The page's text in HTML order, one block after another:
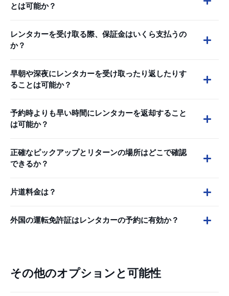
とは可能か？
レンタカーを受け取る際、保証金はいくら支払うの
か？
早朝や深夜にレンタカーを受け取ったり返したりす
ることは可能か？
予約時よりも早い時間にレンタカーを返却すること
は可能か？
正確なピックアップとリターンの場所はどこで確認
できるか？
片道料金は？
外国の運転免許証はレンタカーの予約に有効か？
その他のオプションと可能性